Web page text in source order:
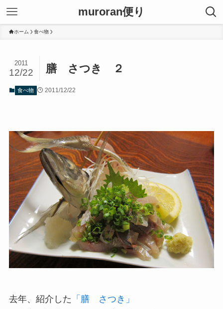
muroran便り
ホーム 食べ物
膳 さつき ２
2011
12/22
食べ物 2011/12/22
去年、紹介した 「膳 さつき」